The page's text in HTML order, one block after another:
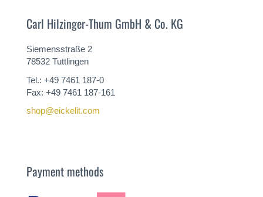
Carl Hilzinger-Thum GmbH & Co. KG
Siemensstraße 2
78532 Tuttlingen
Tel.: +49 7461 187-0
Fax: +49 7461 187-161
shop@eickelit.com
Payment methods